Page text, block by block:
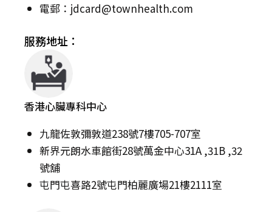
電郵： jdcard@townhealth.com
服務地址：
香港心臟專科中心
九龍佐敦彌敦道238號7樓705-707室
新界元朗水車館街28號萬金中心31A ,31B ,32
號舖
屯門屯喜路2號屯門柏麗廣場21樓2111室